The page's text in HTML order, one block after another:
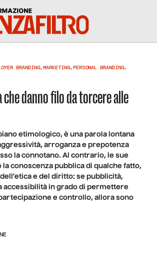
BRANDING,MARKETING,PERSONAL BRANDING,
danno filo da torcere alle
etimologico, è una parola lontana
arroganza e prepotenza
la connotano. Al contrario, le sue
conoscenza pubblica di qualche fatto,
e del diritto: se pubblicità,
accessibilità in grado di permettere
e controllo, allora sono